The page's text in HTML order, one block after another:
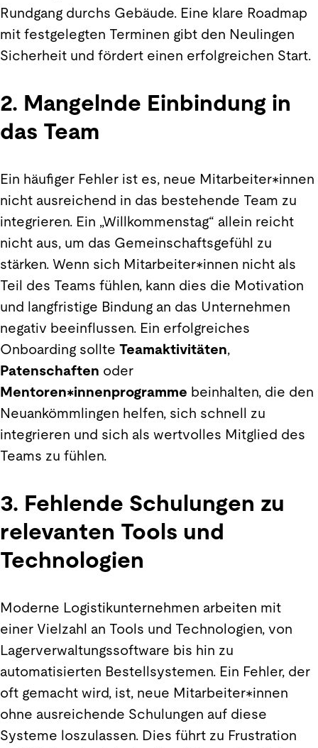
Rundgang durchs Gebäude. Eine klare Roadmap
mit festgelegten Terminen gibt den Neulingen
Sicherheit und fördert einen erfolgreichen Start.
2. Mangelnde Einbindung in
das Team
Ein häufiger Fehler ist es, neue Mitarbeiter*innen
nicht ausreichend in das bestehende Team zu
integrieren. Ein „Willkommenstag“ allein reicht
nicht aus, um das Gemeinschaftsgefühl zu
stärken. Wenn sich Mitarbeiter*innen nicht als
Teil des Teams fühlen, kann dies die Motivation
und langfristige Bindung an das Unternehmen
negativ beeinflussen. Ein erfolgreiches
Onboarding sollte Teamaktivitäten,
Patenschaften oder
Mentoren*innenprogramme beinhalten, die den
Neuankömmlingen helfen, sich schnell zu
integrieren und sich als wertvolles Mitglied des
Teams zu fühlen.
3. Fehlende Schulungen zu
relevanten Tools und
Technologien
Moderne Logistikunternehmen arbeiten mit
einer Vielzahl an Tools und Technologien, von
Lagerverwaltungssoftware bis hin zu
automatisierten Bestellsystemen. Ein Fehler, der
oft gemacht wird, ist, neue Mitarbeiter*innen
ohne ausreichende Schulungen auf diese
Systeme loszulassen. Dies führt zu Frustration